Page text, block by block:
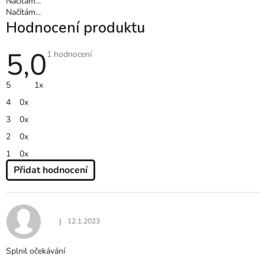
Načítám...
Hodnocení produktu
5,0 Průměrné
1 hodnocení
5
1x
4
0x
3
0x
2
0x
1
0x
Přidat hodnocení
P
I
S
H
O
Hodnocení produktu je 5 z 5 hvězdiček.
| 12.1.2023
Splnil očekávání